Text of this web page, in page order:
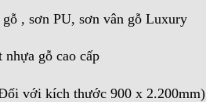
, sơn PU, sơn vân gỗ Luxury
gỗ cao cấp
với kích thước 900 x 2.200mm)